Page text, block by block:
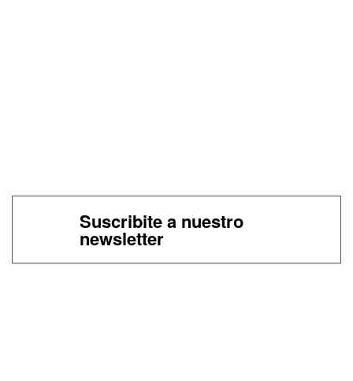
Suscribite a nuestro
newsletter